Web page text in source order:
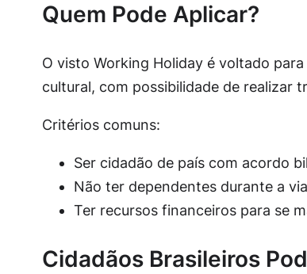
Quem Pode Aplicar?
O visto Working Holiday é voltado para
cultural, com possibilidade de realizar
Critérios comuns:
Ser cidadão de país com acordo
Não ter dependentes durante a
Ter recursos financeiros para se
Cidadãos Brasileiros